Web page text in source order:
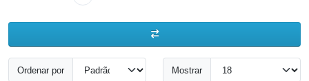
Ordenar por Mostrar